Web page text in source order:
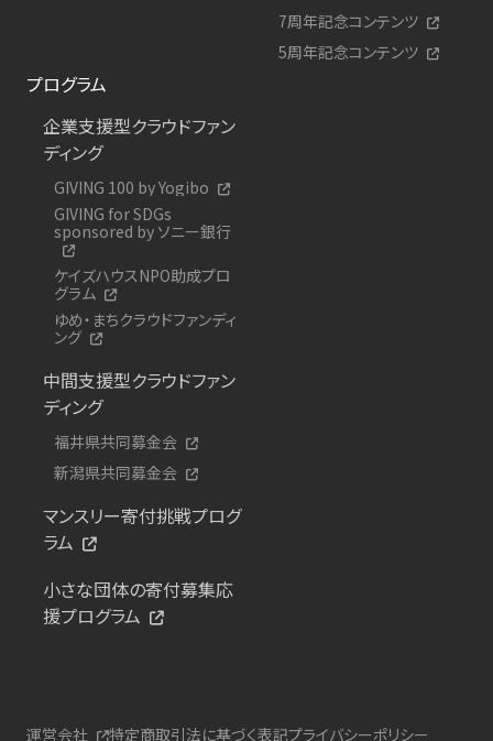
7周年記念コンテンツ
5周年記念コンテンツ
プログラム
企業支援型クラウドファン
ディング
GIVING 100 by Yogibo
GIVING for SDGs
sponsored by ソニー銀行
ケイズハウスNPO助成プロ
グラム
ゆめ・まちクラウドファンディ
ング
中間支援型クラウドファン
ディング
福井県共同募金会
新潟県共同募金会
マンスリー寄付挑戦プログ
ラム
小さな団体の寄付募集応
援プログラム
運営会社 特定商取引法に基づく表記プライバシーポリシー